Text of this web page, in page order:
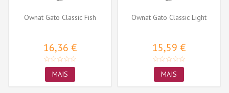
Ownat Gato Classic Fish
16,36 €
MAIS
Ownat Gato Classic Light
15,59 €
MAIS